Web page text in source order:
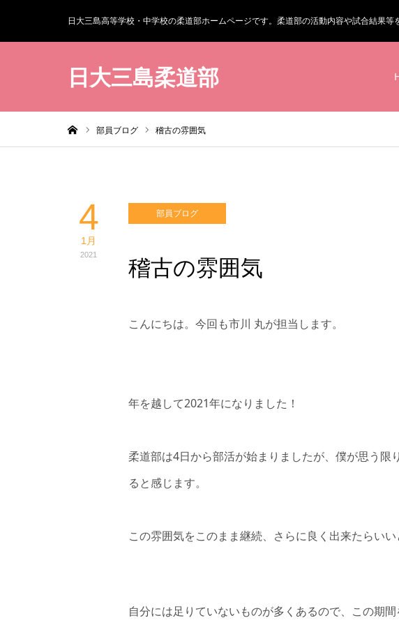
日大三島高等学校・中学校の柔道部ホームページです。柔道部の活動内容や試合結果等
日大三島柔道部
部員ブログ 稽古の雰囲気
4
1月
2021
部員ブログ
稽古の雰囲気
こんにちは。今回も市川 丸が担当します。
年を越して2021年になりました！
柔道部は4日から部活が始まりましたが、僕が思う限
ると感じます。
この雰囲気をこのまま継続、さらに良く出来たらいい
自分には足りていないものが多くあるので、この期